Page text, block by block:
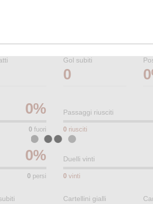
Gol subiti
0
0%
0 fuori
Passaggi riusciti
0 riusciti
0%
0 persi
Duelli vinti
0 vinti
Cartellini gialli